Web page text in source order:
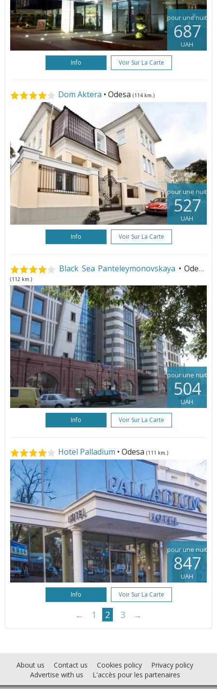
pour une nuit
687
UAH
Info Voir Sur La Carte
Dom Aktera • Odesa (114 km.)
pour une nuit
527
UAH
Info Voir Sur La Carte
Black Sea Panteleymonovskaya • Odesa
(112 km.)
pour une nuit
504
UAH
Info Voir Sur La Carte
Hotel Palladium • Odesa (111 km.)
pour une nuit
847
UAH
Info Voir Sur La Carte
← 1 2 3 →
About us Contact us Cookies policy
Privacy policy
Advertise with us
L'accès pour les partenaires